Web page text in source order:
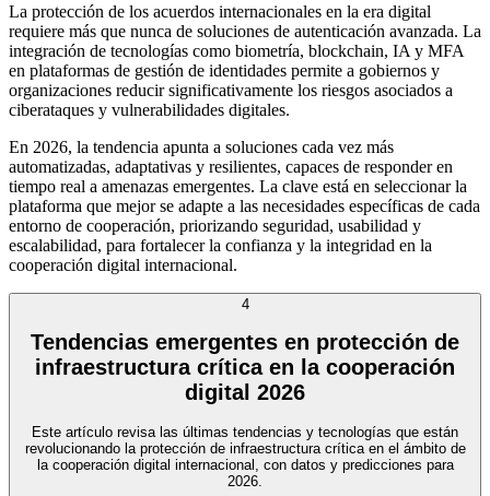
La protección de los acuerdos internacionales en la era digital
requiere más que nunca de soluciones de autenticación avanzada. La
integración de tecnologías como biometría, blockchain, IA y MFA
en plataformas de gestión de identidades permite a gobiernos y
organizaciones reducir significativamente los riesgos asociados a
ciberataques y vulnerabilidades digitales.
En 2026, la tendencia apunta a soluciones cada vez más
automatizadas, adaptativas y resilientes, capaces de responder en
tiempo real a amenazas emergentes. La clave está en seleccionar la
plataforma que mejor se adapte a las necesidades específicas de cada
entorno de cooperación, priorizando seguridad, usabilidad y
escalabilidad, para fortalecer la confianza y la integridad en la
cooperación digital internacional.
4
Tendencias emergentes en protección de
infraestructura crítica en la cooperación
digital 2026
Este artículo revisa las últimas tendencias y tecnologías que están
revolucionando la protección de infraestructura crítica en el ámbito de
la cooperación digital internacional, con datos y predicciones para
2026.